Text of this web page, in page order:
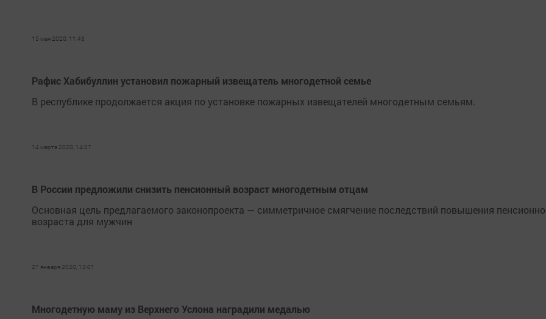
15 мая 2020, 11:43
Рафис Хабибуллин установил пожарный извещатель многодетной семье
В республике продолжается акция по установке пожарных извещателей многодетным семьям.
14 марта 2020, 14:27
В России предложили снизить пенсионный возраст многодетным отцам
Основная цель предлагаемого законопроекта — симметричное смягчение последствий повышения
возраста для мужчин
27 января 2020, 13:01
Многодетную маму из Верхнего Услона наградили медалью